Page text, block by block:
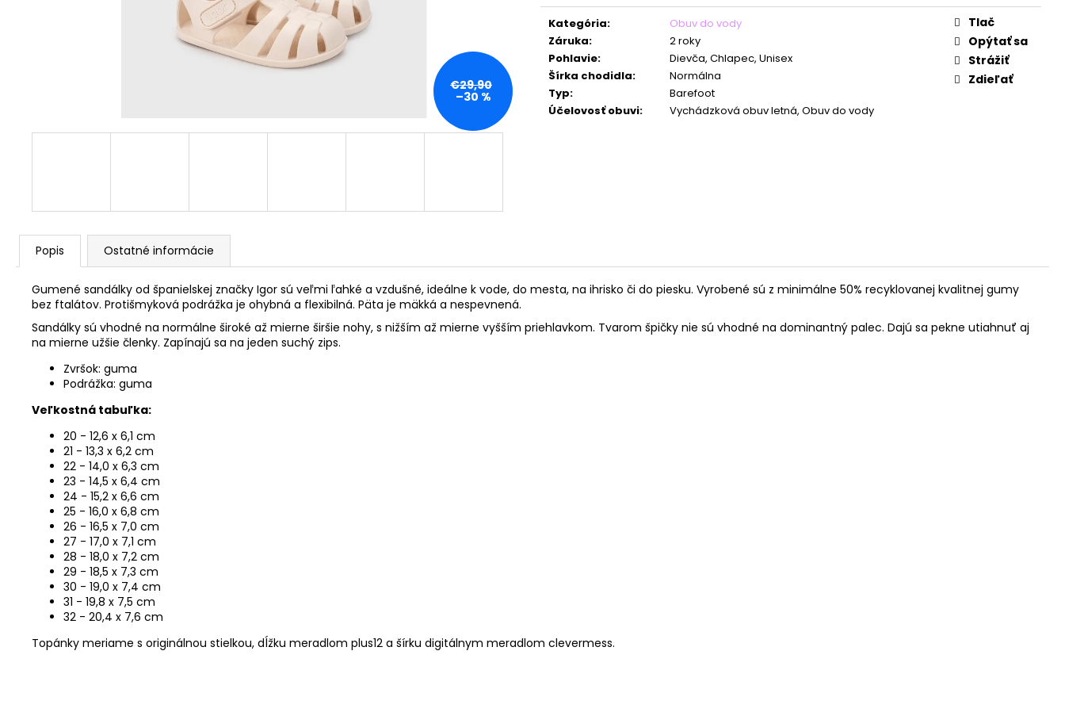
Jednotková
cena:
Kategória:
Obuv do vody
Záruka:
2 roky
Pohlavie:
Dievča, Chlapec, Unisex
Šírka chodidla:
Normálna
Typ:
Barefoot
Účelovosť obuvi: Vychádzková obuv letná, Obuv do vody
Tlač
Opýtať sa
Strážiť
Zdieľať
€29,90
–30 %
Popis Ostatné informácie
Gumené sandálky od španielskej značky Igor sú veľmi ľahké a vzdušné, ideálne k vode, do mesta, na ihrisko či do piesku. Vyrobené sú z minimálne 50% recyklovanej kvalitnej gumy
bez ftalátov. Protišmyková podrážka je ohybná a flexibilná. Päta je mäkká a nespevnená.
Sandálky sú vhodné na normálne široké až mierne širšie nohy, s nižším až mierne vyšším priehlavkom. Tvarom špičky nie sú vhodné na dominantný palec. Dajú sa pekne utiahnuť aj
na mierne užšie členky. Zapínajú sa na jeden suchý zips.
Zvršok: guma
Podrážka: guma
Veľkostná tabuľka:
20 - 12,6 x 6,1 cm
21 - 13,3 x 6,2 cm
22 - 14,0 x 6,3 cm
23 - 14,5 x 6,4 cm
24 - 15,2 x 6,6 cm
25 - 16,0 x 6,8 cm
26 - 16,5 x 7,0 cm
27 - 17,0 x 7,1 cm
28 - 18,0 x 7,2 cm
29 - 18,5 x 7,3 cm
30 - 19,0 x 7,4 cm
31 - 19,8 x 7,5 cm
32 - 20,4 x 7,6 cm
Topánky meriame s originálnou stielkou, dĺžku meradlom plus12 a šírku digitálnym meradlom clevermess.